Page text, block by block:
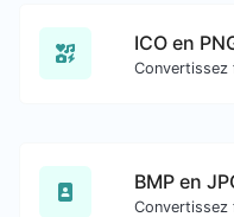
ICO en
BMP en